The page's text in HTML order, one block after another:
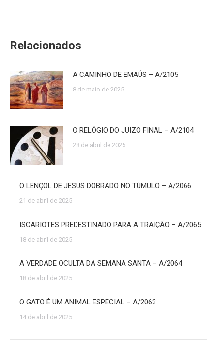
Relacionados
A CAMINHO DE EMAÚS – A/2105
8 de maio de 2025
O RELÓGIO DO JUIZO FINAL – A/2104
28 de abril de 2025
O LENÇOL DE JESUS DOBRADO NO TÚMULO – A/2066
21 de abril de 2025
ISCARIOTES PREDESTINADO PARA A TRAIÇÃO – A/2065
18 de abril de 2025
A VERDADE OCULTA DA SEMANA SANTA – A/2064
18 de abril de 2025
O GATO É UM ANIMAL ESPECIAL – A/2063
14 de abril de 2025